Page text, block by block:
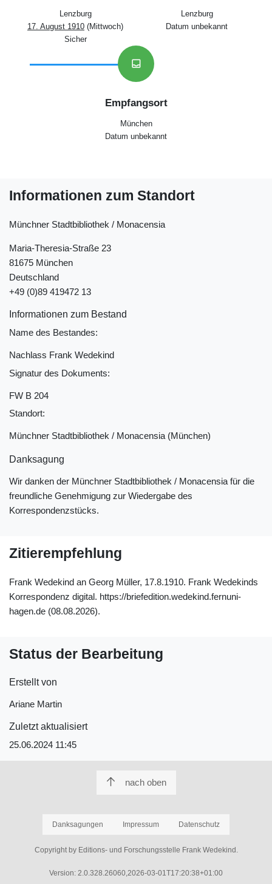
Lenzburg
17. August 1910 (Mittwoch)
Sicher
Lenzburg
Datum unbekannt
inbox
Empfangsort
München
Datum unbekannt
Informationen zum Standort
Münchner Stadtbibliothek / Monacensia
Maria-Theresia-Straße 23
81675 München
Deutschland
+49 (0)89 419472 13
Informationen zum Bestand
Name des Bestandes:
Nachlass Frank Wedekind
Signatur des Dokuments:
FW B 204
Standort:
Münchner Stadtbibliothek / Monacensia (München)
Danksagung
Wir danken der Münchner Stadtbibliothek / Monacensia für die
freundliche Genehmigung zur Wiedergabe des
Korrespondenzstücks.
Zitierempfehlung
Frank Wedekind an Georg Müller, 17.8.1910. Frank Wedekinds
Korrespondenz digital. https://briefedition.wedekind.fernuni-
hagen.de (08.08.2026).
Status der Bearbeitung
Erstellt von
Ariane Martin
Zuletzt aktualisiert
25.06.2024 11:45
nach oben
Danksagungen Impressum Datenschutz
Copyright by Editions- und Forschungsstelle Frank Wedekind.
Version: 2.0.328.26060,2026-03-01T17:20:38+01:00